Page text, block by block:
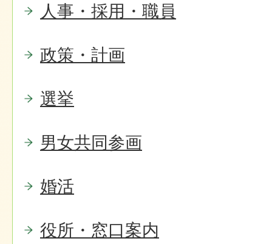
人事・採用・職員
政策・計画
選挙
男女共同参画
婚活
役所・窓口案内